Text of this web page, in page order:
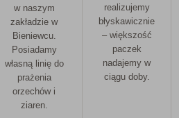
w naszym
zakładzie w
Bieniewcu.
Posiadamy
własną linię do
prażenia
orzechów i
ziaren.
realizujemy
błyskawicznie
– większość
paczek
nadajemy w
ciągu doby.